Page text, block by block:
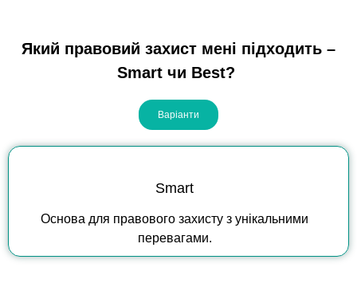
Який правовий захист мені підходить –
Smart чи Best?
Варіанти
Smart
Основа для правового захисту з унікальними
перевагами.